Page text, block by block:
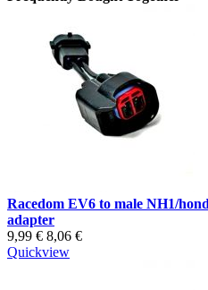
Racedom EV6 to male NH1/
adapter
9,99 € 8,06 €
Quickview